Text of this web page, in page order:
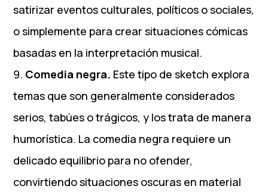
satirizar eventos culturales, políticos o sociales,
o simplemente para crear situaciones cómicas
basadas en la interpretación musical.
Comedia negra. Este tipo de sketch explora
temas que son generalmente considerados
serios, tabúes o trágicos, y los trata de manera
humorística. La comedia negra requiere un
delicado equilibrio para no ofender,
convirtiendo situaciones oscuras en material